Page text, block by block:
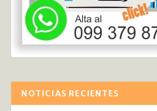
NOTICIAS RECIENTES